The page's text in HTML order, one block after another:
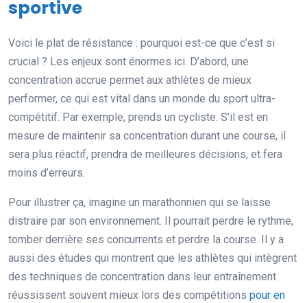
sportive
Voici le plat de résistance : pourquoi est-ce que c’est si
crucial ? Les enjeux sont énormes ici. D’abord, une
concentration accrue permet aux athlètes de mieux
performer, ce qui est vital dans un monde du sport ultra-
compétitif. Par exemple, prends un cycliste. S’il est en
mesure de maintenir sa concentration durant une course, il
sera plus réactif, prendra de meilleures décisions, et fera
moins d’erreurs.
Pour illustrer ça, imagine un marathonnien qui se laisse
distraire par son environnement. Il pourrait perdre le rythme,
tomber derrière ses concurrents et perdre la course. Il y a
aussi des études qui montrent que les athlètes qui intègrent
des techniques de concentration dans leur entraînement
réussissent souvent mieux lors des compétitions pour en